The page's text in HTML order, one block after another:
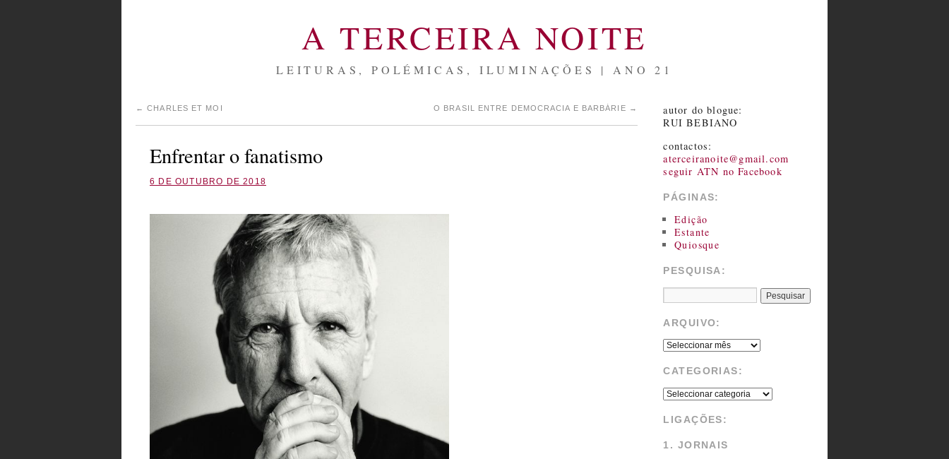
A TERCEIRA NOITE
LEITURAS, POLÉMICAS, ILUMINAÇÕES | ANO 21
← CHARLES ET MOI O BRASIL ENTRE DEMOCRACIA E BARBÁRIE →
Enfrentar o fanatismo
6 DE OUTUBRO DE 2018
autor do blogue:
RUI BEBIANO
contactos:
aterceiranoite@gmail.com
seguir ATN no Facebook
PÁGINAS:
Edição
Estante
Quiosque
PESQUISA:
ARQUIVO:
CATEGORIAS:
LIGAÇÕES:
1. JORNAIS